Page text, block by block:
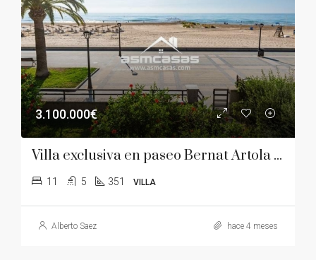
3.100.000€
Villa exclusiva en paseo Bernat Artola – zona de las villas
11 5 351 VILLA
Alberto Saez hace 4 meses